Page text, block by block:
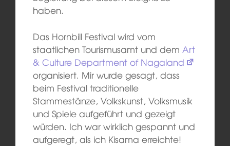
haben.
Das Hornbill Festival wird vom
staatlichen Tourismusamt und dem Art
& Culture Department of Nagaland
organisiert. Mir wurde gesagt, dass
beim Festival traditionelle
Stammestänze, Volkskunst, Volksmusik
und Spiele aufgeführt und gezeigt
würden. Ich war wirklich gespannt und
aufgeregt, als ich Kisama erreichte!